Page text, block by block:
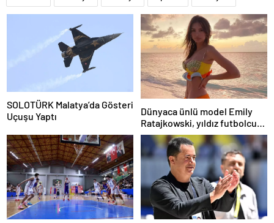
SOLOTÜRK Malatya’da Gösteri
Uçuşu Yaptı
Dünyaca ünlü model Emily
Ratajkowski, yıldız futbolcuya
hayranlığını ilan etti